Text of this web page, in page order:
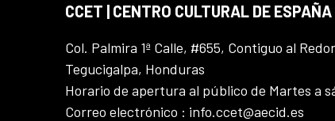
CCET | CENTRO CULTURAL DE
Col. Palmira 1ª Calle, #655, Contiguo al
Tegucigalpa, Honduras
Horario de apertura al público de Martes a
Correo electrónico : info.ccet@aecid.es